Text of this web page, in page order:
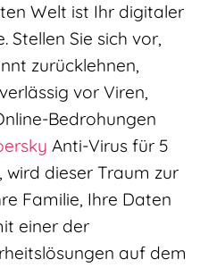
Welt ist Ihr digitaler
Stellen Sie sich vor,
zurücklehnen,
vor Viren,
Bedrohungen
Anti-Virus für 5
wird dieser Traum zur
Familie, Ihre Daten
einer der
auf dem